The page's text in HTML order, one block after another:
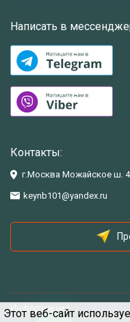
Этот веб-сайт
Написать в
Контакты:
г.Москва Можайское ш.
keynb101@yandex.ru
Информация